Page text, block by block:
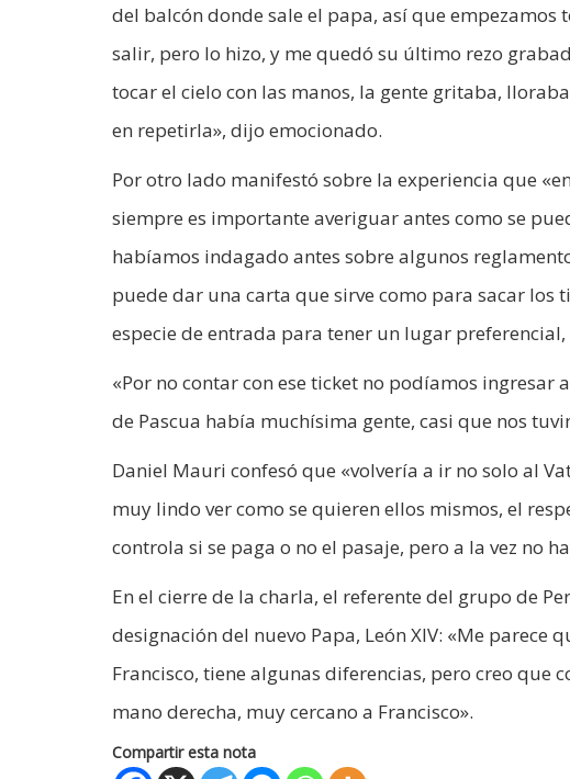
del balcón donde sale el papa, así que
salir, pero lo hizo, y me quedó su último rezo
tocar el cielo con las manos, la gente gritaba,
en repetirla», dijo emocionado.
Por otro lado manifestó sobre la experiencia que
siempre es importante averiguar antes como se
habíamos indagado antes sobre algunos
puede dar una carta que sirve como para sacar los
especie de entrada para tener un lugar preferencial,
«Por no contar con ese ticket no podíamos
de Pascua había muchísima gente, casi que nos
Daniel Mauri confesó que «volvería a ir no solo al
muy lindo ver como se quieren ellos mismos, el
controla si se paga o no el pasaje, pero a la vez no
En el cierre de la charla, el referente del grupo de
designación del nuevo Papa, León XIV: «Me parece
Francisco, tiene algunas diferencias, pero creo que
mano derecha, muy cercano a Francisco».
Compartir esta nota